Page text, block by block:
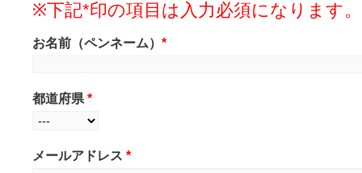
※下記*印の項目は入力必須になります。
お名前（ペンネーム） *
都道府県 *
メールアドレス *